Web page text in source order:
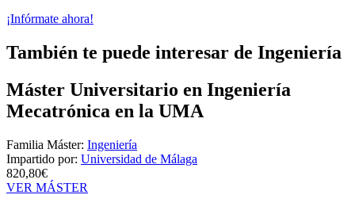
¡Infórmate ahora!
También te puede interesar de Ingeniería
Máster Universitario en Ingeniería
Mecatrónica en la UMA
Familia Máster: Ingeniería
Impartido por: Universidad de Málaga
820,80€
VER MÁSTER